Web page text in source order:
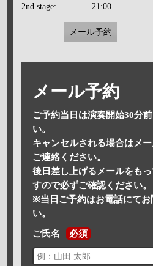
2nd stage: 21:00
メール予約
メール予約
ご予約当日は演奏開始30分
い。
キャンセルされる場合はメ
ご連絡ください。
後日差し上げるメールをも
すので必ずご確認ください。
※当日ご予約はお電話にてお
い。
ご氏名 必須